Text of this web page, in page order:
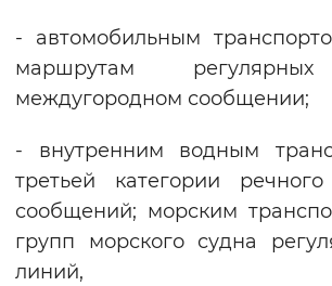
- автомобильным
маршрутам
междугородном сообщении;
- внутренним водным
третьей категории
сообщений; морским
групп морского судна
линий,